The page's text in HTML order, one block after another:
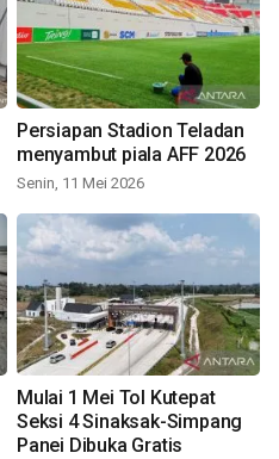
Persiapan Stadion Teladan
menyambut piala AFF 2026
Senin, 11 Mei 2026
Mulai 1 Mei Tol Kutepat
Seksi 4 Sinaksak-Simpang
Panei Dibuka Gratis